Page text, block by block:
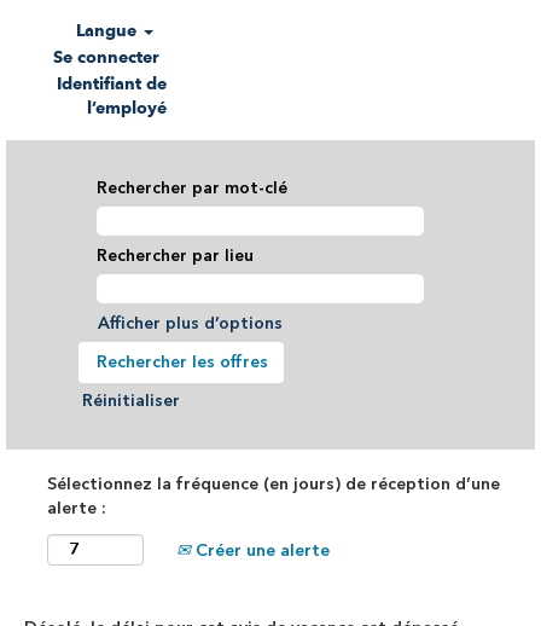
Langue
Se connecter
Identifiant de
l’employé
Rechercher par mot-clé
Rechercher par lieu
Afficher plus d’options
Réinitialiser
Sélectionnez la fréquence (en jours) de réception d’une
alerte :
Créer une alerte